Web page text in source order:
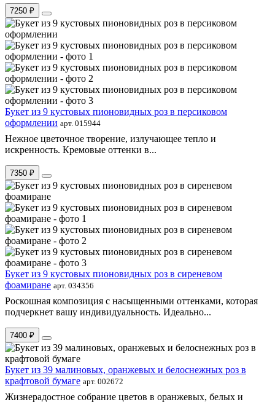
7250 ₽
Букет из 9 кустовых пионовидных роз в персиковом
оформлении арт. 015944
Нежное цветочное творение, излучающее тепло и
искренность. Кремовые оттенки в...
7350 ₽
Букет из 9 кустовых пионовидных роз в сиреневом
фоамиране арт. 034356
Роскошная композиция с насыщенными оттенками, которая
подчеркнет вашу индивидуальность. Идеально...
7400 ₽
Букет из 39 малиновых, оранжевых и белоснежных роз в
крафтовой бумаге арт. 002672
Жизнерадостное собрание цветов в оранжевых, белых и